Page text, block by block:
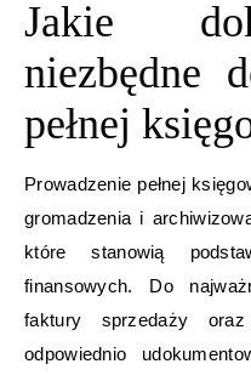
Jakie
niezbędne
pełnej
Prowadzenie pełnej
gromadzenia i
które stanowią
finansowych. Do
faktury sprzedaży
odpowiednio